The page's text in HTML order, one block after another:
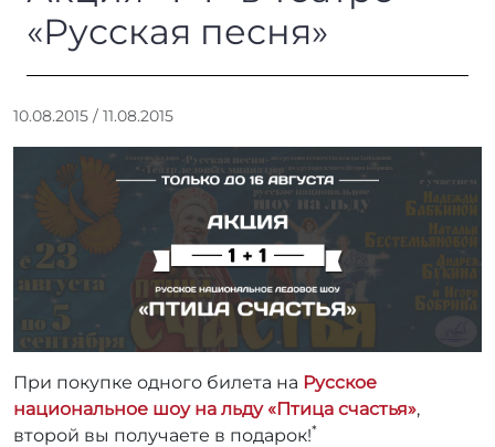
«Русская песня»
10.08.2015 / 11.08.2015
о
_
a
i
n
При покупке одного билета на Русское
национальное шоу на льду «Птица счастья»,
второй вы получаете в подарок!*